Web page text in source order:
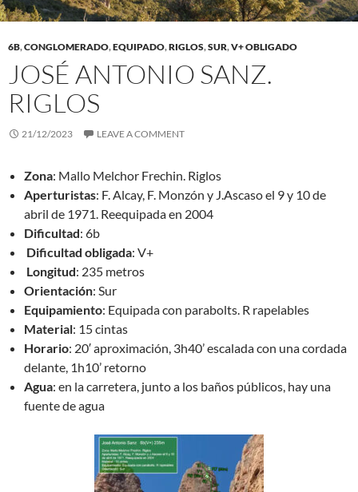
6B,CONGLOMERADO,EQUIPADO,RIGLOS,SUR,V+ OBLIGADO
JOSÉ ANTONIO SANZ.
RIGLOS
21/12/2023 LEAVE A COMMENT
Zona: Mallo Melchor Frechin. Riglos
Aperturistas: F. Alcay, F. Monzón y J.Ascaso el 9 y 10 de
abril de 1971. Reequipada en 2004
Dificultad: 6b
Dificultad obligada: V+
Longitud: 235 metros
Orientación: Sur
Equipamiento: Equipada con parabolts. R rapelables
Material: 15 cintas
Horario: 20′ aproximación, 3h40’ escalada con una cordada
delante, 1h10’ retorno
Agua: en la carretera, junto a los baños públicos, hay una
fuente de agua